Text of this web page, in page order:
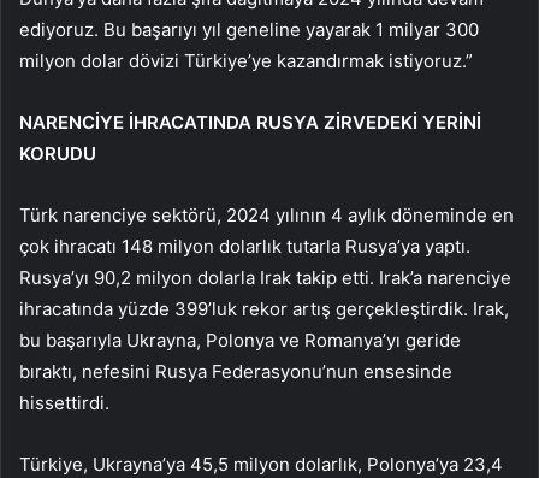
ediyoruz. Bu başarıyı yıl geneline yayarak 1 milyar 300
milyon dolar dövizi Türkiye’ye kazandırmak istiyoruz.”
NARENCİYE İHRACATINDA RUSYA ZİRVEDEKİ YERİNİ
KORUDU
Türk narenciye sektörü, 2024 yılının 4 aylık döneminde en
çok ihracatı 148 milyon dolarlık tutarla Rusya’ya yaptı.
Rusya’yı 90,2 milyon dolarla Irak takip etti. Irak’a narenciye
ihracatında yüzde 399’luk rekor artış gerçekleştirdik. Irak,
bu başarıyla Ukrayna, Polonya ve Romanya’yı geride
bıraktı, nefesini Rusya Federasyonu’nun ensesinde
hissettirdi.
Türkiye, Ukrayna’ya 45,5 milyon dolarlık, Polonya’ya 23,4